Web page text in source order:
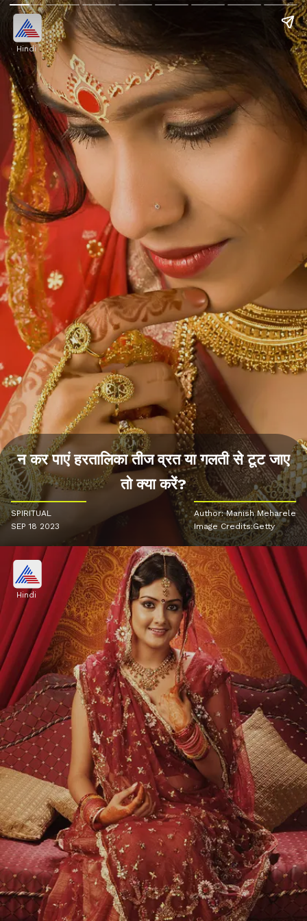
Hindi
न कर पाएं हरतालिका तीज व्रत या गलती से टूट जाए
तो क्या करें?
SPIRITUAL
SEP 18 2023
Author: Manish Meharele
Image Credits:Getty
Hindi